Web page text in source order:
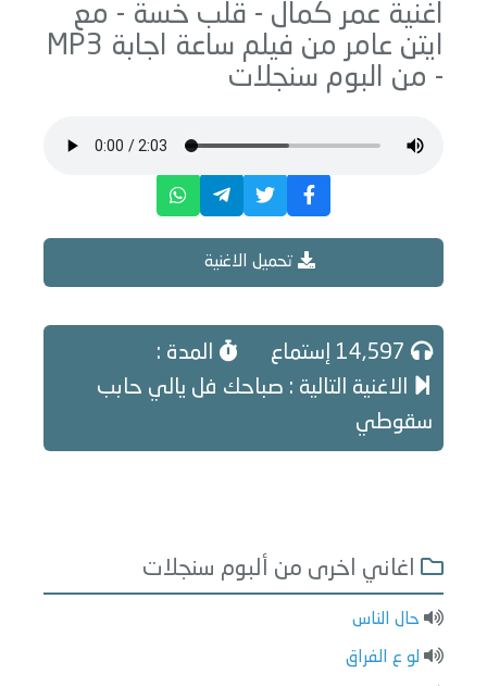
اغنية عمر كمال - قلب خسة - مع
ايتن عامر من فيلم ساعة اجابة MP3
- من البوم سنجلات
تحميل الاغنية
المدة :
الاغنية التالية : صباحك فل يالي حابب
سقوطي
اغاني اخرى من ألبوم سنجلات
حال الناس
لو ع الفراق